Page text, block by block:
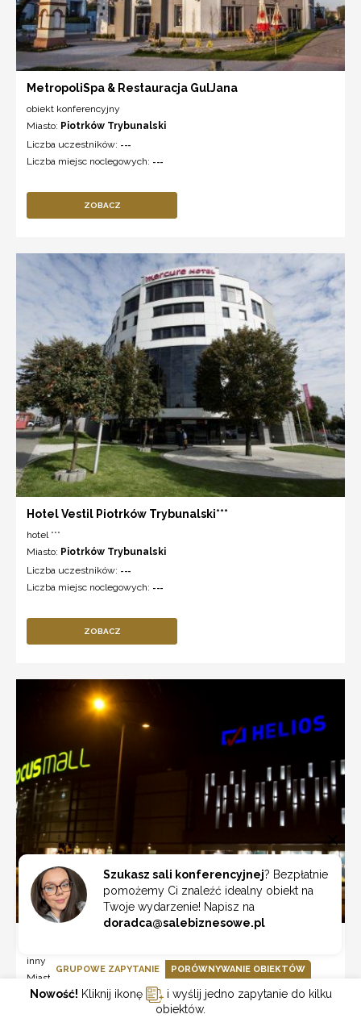
MetropoliSpa & Restauracja GulJana
obiekt konferencyjny
Miasto: Piotrków Trybunalski
Liczba uczestników: ---
Liczba miejsc noclegowych: ---
ZOBACZ
Hotel Vestil Piotrków Trybunalski***
hotel ***
Miasto: Piotrków Trybunalski
Liczba uczestników: ---
Liczba miejsc noclegowych: ---
ZOBACZ
inny
Miasto:
Piotrków Trybunalski
Liczba uczestników:---
---
Szukasz sali konferencyjnej? Bezpłatnie
pomożemy Ci znaleźć idealny obiekt na
Twoje wydarzenie! Napisz na
doradca@salebiznesowe.pl
GRUPOWE ZAPYTANIE PORÓWNYWANIE OBIEKTÓW
Nowość! Kliknij ikonę
i wyślij jedno zapytanie do kilku
obiektów.